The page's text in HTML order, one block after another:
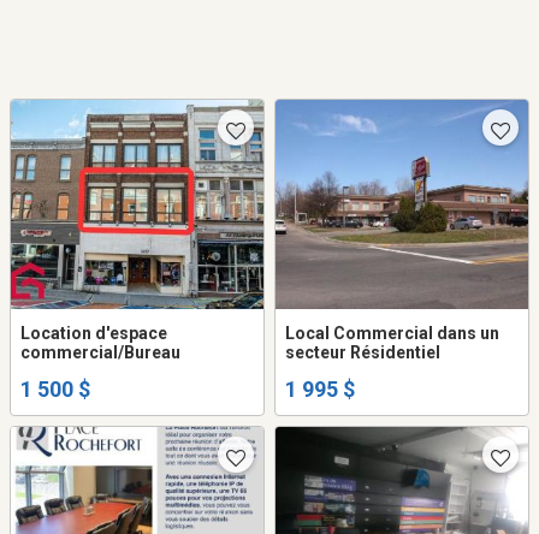
Location d'espace
commercial/Bureau
1 500 $
Local Commercial dans un
secteur Résidentiel
1 995 $